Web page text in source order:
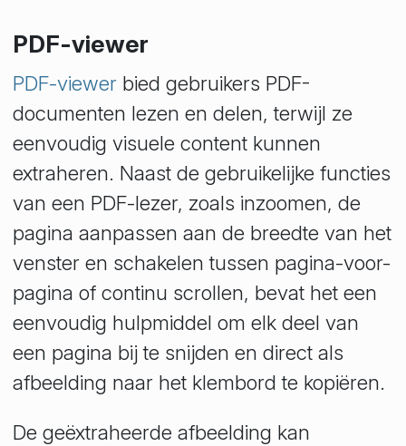
PDF-viewer
PDF-viewerbied gebruikers PDF-
documenten lezen en delen, terwijl ze
eenvoudig visuele content kunnen
extraheren. Naast de gebruikelijke functies
van een PDF-lezer, zoals inzoomen, de
pagina aanpassen aan de breedte van het
venster en schakelen tussen pagina-voor-
pagina of continu scrollen, bevat het een
eenvoudig hulpmiddel om elk deel van
een pagina bij te snijden en direct als
afbeelding naar het klembord te kopiëren.
De geëxtraheerde afbeelding kan